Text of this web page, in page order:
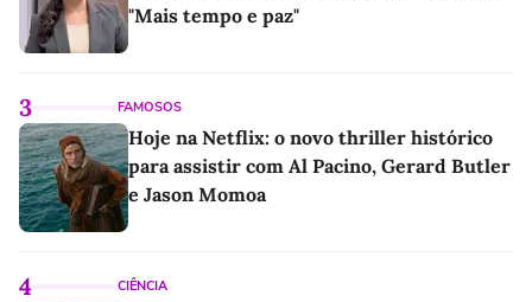
"Mais tempo e paz"
3 FAMOSOS
Hoje na Netflix: o novo thriller histórico
para assistir com Al Pacino, Gerard Butler
e Jason Momoa
4 CIÊNCIA